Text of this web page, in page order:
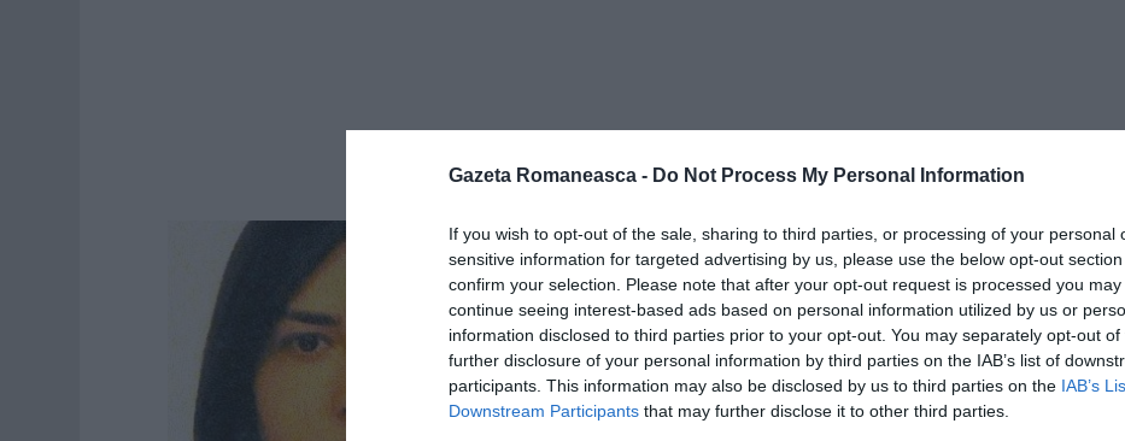
Gazeta Romaneasca - Do Not Process My Personal Information
If you wish to opt-out of the sale, sharing to third parties, or processing of your personal
sensitive information for targeted advertising by us, please use the below opt-out
confirm your selection. Please note that after your opt-out request is processed you may
continue seeing interest-based ads based on personal information utilized by us or
information disclosed to third parties prior to your opt-out. You may separately opt-out of
further disclosure of your personal information by third parties on the IAB’s list of
participants. This information may also be disclosed by us to third parties on the IAB’s
Downstream Participants that may further disclose it to other third parties.
S-a descoperit, apoi, că telefonase
unei amice căreia i-a povestit că se
ducea la muncă la Borgo Venezia, dar
căs-a rătăcit ajungând pe şine: „Era
să fiu lovită de un tren”, i-a spus
amicei.De câteva zile Maria se